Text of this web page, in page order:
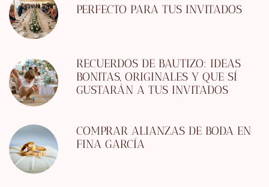
PERFECTO PARA TUS INVITADOS
RECUERDOS DE BAUTIZO: IDEAS
BONITAS, ORIGINALES Y QUE SÍ
GUSTARÁN A TUS INVITADOS
COMPRAR ALIANZAS DE BODA EN
FINA GARCÍA